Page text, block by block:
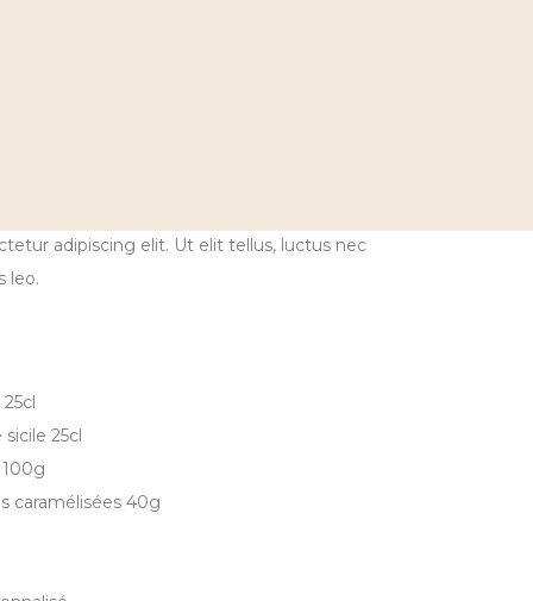
adipiscing elit. Ut elit tellus, luctus nec
leo.
25cl
caramélisées 40g